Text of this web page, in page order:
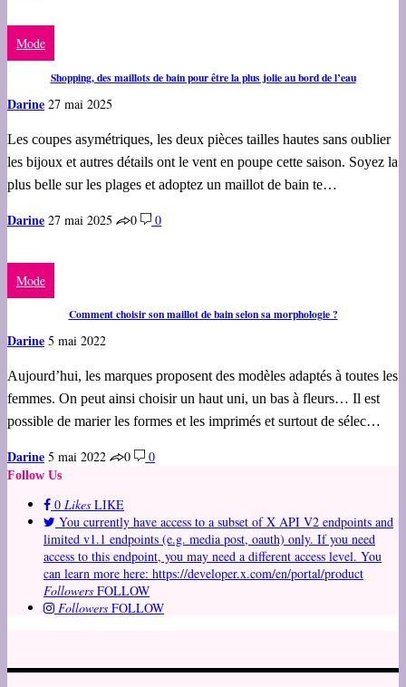
Mode
Shopping, des maillots de bain pour être la plus jolie au bord de l’eau
Darine 27 mai 2025
Les coupes asymétriques, les deux pièces tailles hautes sans oublier
les bijoux et autres détails ont le vent en poupe cette saison. Soyez la
plus belle sur les plages et adoptez un maillot de bain te…
Darine 27 mai 2025 0 0
Mode
Comment choisir son maillot de bain selon sa morphologie ?
Darine 5 mai 2022
Aujourd’hui, les marques proposent des modèles adaptés à toutes les
femmes. On peut ainsi choisir un haut uni, un bas à fleurs… Il est
possible de marier les formes et les imprimés et surtout de sélec…
Darine 5 mai 2022 0 0
Follow Us
0 Likes LIKE
You currently have access to a subset of X API V2 endpoints and
limited v1.1 endpoints (e.g. media post, oauth) only. If you need
access to this endpoint, you may need a different access level. You
can learn more here: https://developer.x.com/en/portal/product
Followers FOLLOW
Followers FOLLOW